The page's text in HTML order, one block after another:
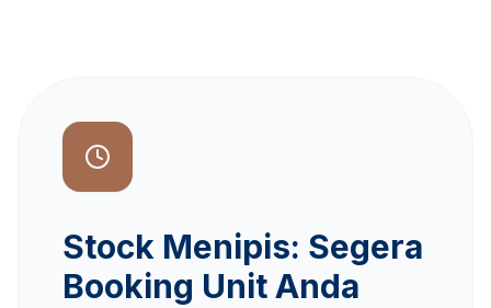
Stock Menipis: Segera
Booking Unit Anda